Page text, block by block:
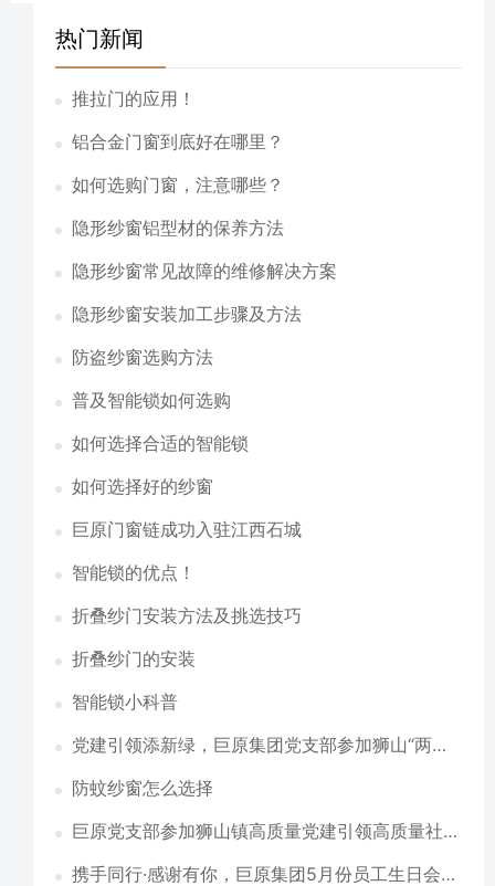
热门新闻
推拉门的应用！
铝合金门窗到底好在哪里？
如何选购门窗，注意哪些？
隐形纱窗铝型材的保养方法
隐形纱窗常见故障的维修解决方案
隐形纱窗安装加工步骤及方法
防盗纱窗选购方法
普及智能锁如何选购
如何选择合适的智能锁
如何选择好的纱窗
巨原门窗链成功入驻江西石城
智能锁的优点！
折叠纱门安装方法及挑选技巧
折叠纱门的安装
智能锁小科普
党建引领添新绿，巨原集团党支部参加狮山“两
防蚊纱窗怎么选择
巨原党支部参加狮山镇高质量党建引领高质量社会
携手同行·感谢有你，巨原集团5月份员工生日会圆